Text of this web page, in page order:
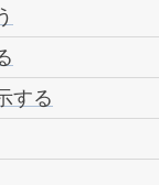
する